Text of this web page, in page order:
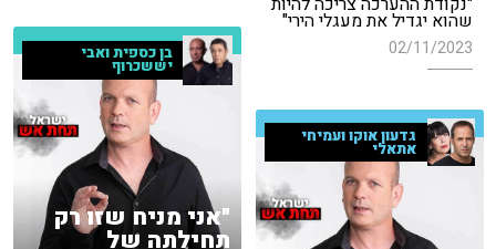
שהוא יגדיל את מעגלי הירי"
02/11/2023 בן כספית ואבי
יששכרוף
"אני מניח שזו רק
תחילתה של
גדעון אוקו ועמיחי
אתאלי